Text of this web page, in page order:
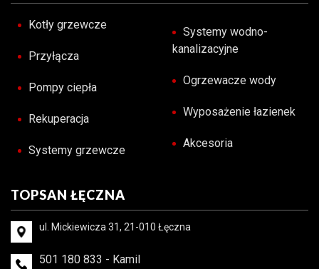
Kotły grzewcze
Przyłącza
Pompy ciepła
Rekuperacja
Systemy grzewcze
Systemy wodno-
kanalizacyjne
Ogrzewacze wody
Wyposażenie łazienek
Akcesoria
TOPSAN ŁĘCZNA
ul. Mickiewicza 31, 21-010 Łęczna
501 180 833 - Kamil